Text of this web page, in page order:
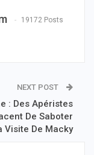
19172 Posts
NEXT POST
: Des Apéristes
De Saboter
Visite De Macky